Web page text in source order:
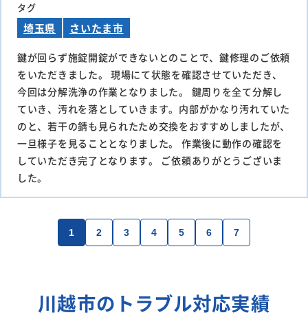
タグ
埼玉県 さいたま市
鍵が回らず施錠開錠ができないとのことで、鍵修理のご依頼
をいただきました。 現場にて状態を確認させていただき、
今回は分解洗浄の作業となりました。 鍵周りを全て分解し
ていき、汚れを落としていきます。内部がかなり汚れていた
のと、若干の錆も見られたため交換をおすすめしましたが、
一旦様子を見ることとなりました。 作業後に動作の確認を
していただき完了となります。 ご依頼ありがとうございま
した。
1 2 3 4 5 6 7
川越市のトラブル対応実績